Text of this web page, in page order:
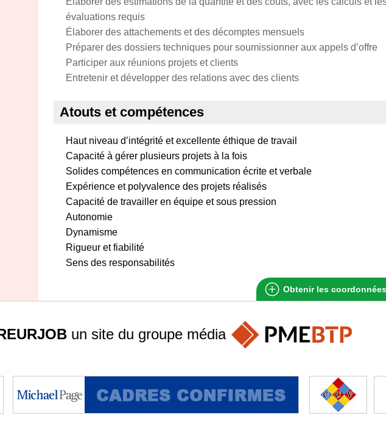
évaluations requis
Élaborer des attachements et des décomptes mensuels
Préparer des dossiers techniques pour soumissionner aux appels d’offre
Participer aux réunions projets et clients
Entretenir et développer des relations avec des clients
Atouts et compétences
Haut niveau d’intégrité et excellente éthique de travail
Capacité à gérer plusieurs projets à la fois
Solides compétences en communication écrite et verbale
Expérience et polyvalence des projets réalisés
Capacité de travailler en équipe et sous pression
Autonomie
Dynamisme
Rigueur et fiabilité
Sens des responsabilités
Obtenir les
un site du groupe média